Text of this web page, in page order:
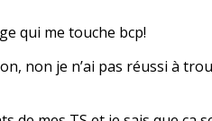
qui me touche bcp!
non je n’ai pas réussi à